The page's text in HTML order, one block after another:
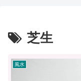
芝生
風水